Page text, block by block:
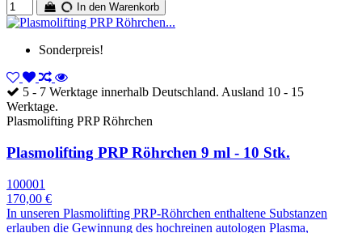
In den Warenkorb
Sonderpreis!
5 - 7 Werktage innerhalb Deutschland. Ausland 10 - 15
Werktage.
Plasmolifting PRP Röhrchen
Plasmolifting PRP Röhrchen 9 ml - 10 Stk.
100001
170,00 €
In unseren Plasmolifting PRP-Röhrchen enthaltene Substanzen
erlauben die Gewinnung des hochreinen autologen Plasma,